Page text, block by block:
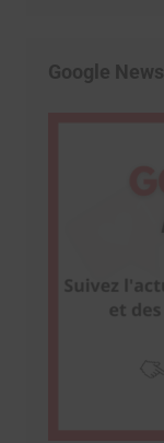
Google News